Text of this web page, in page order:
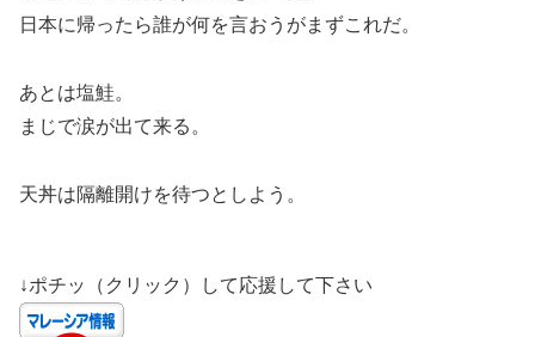
日本に帰ったら誰が何を言おうがまずこれだ。
あとは塩鮭。
まじで涙が出て来る。
天丼は隔離開けを待つとしよう。
↓ポチッ（クリック）して応援して下さい